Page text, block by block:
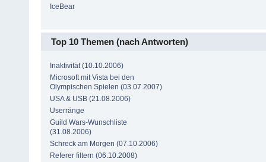
IceBear
Top 10 Themen (nach Antworten)
Inaktivität (10.10.2006)
Microsoft mit Vista bei den
Olympischen Spielen (03.07.2007)
USA & USB (21.08.2006)
Userränge
Guild Wars-Wunschliste
(31.08.2006)
Schreck am Morgen (07.10.2006)
Referer filtern (06.10.2008)